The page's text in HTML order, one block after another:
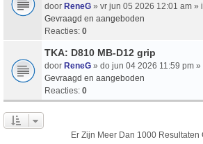
door ReneG » vr jun 05 2026 12:01 am »
Gevraagd en aangeboden
Reacties: 0
TKA: D810 MB-D12 grip
door ReneG » do jun 04 2026 11:59 pm »
Gevraagd en aangeboden
Reacties: 0
Er Zijn Meer Dan 1000 Resultaten